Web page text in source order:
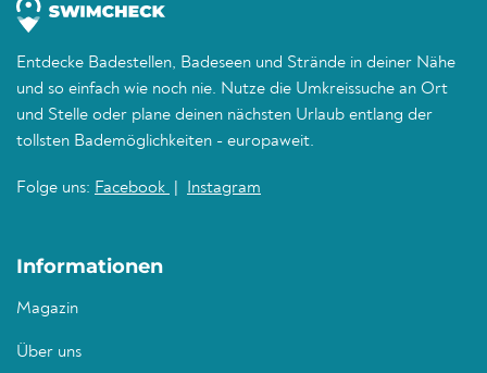
Entdecke Badestellen, Badeseen und Strände in deiner Nähe
und so einfach wie noch nie. Nutze die Umkreissuche an Ort
und Stelle oder plane deinen nächsten Urlaub entlang der
tollsten Bademöglichkeiten - europaweit.
Folge uns: Facebook Instagram
Informationen
Magazin
Über uns